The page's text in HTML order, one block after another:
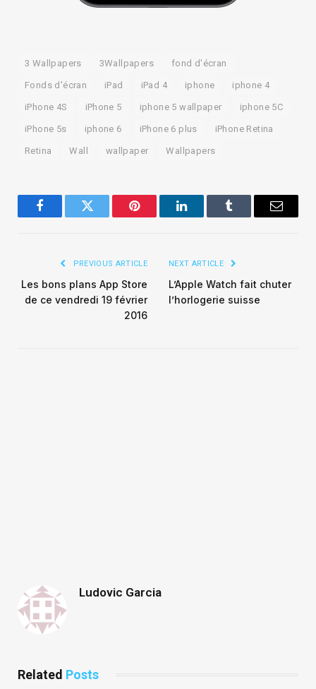
3 Wallpapers 3Wallpapers fond d'écran
Fonds d'écran iPad iPad 4 iphone iphone 4
iPhone 4S iPhone 5 iphone 5 wallpaper iphone 5C
iPhone 5s iphone 6 iPhone 6 plus iPhone Retina
Retina Wall wallpaper Wallpapers
FacebookTwitter Pinterest LinkedInTumblr Email
PREVIOUS ARTICLE
Les bons plans App Store
de ce vendredi 19 février
2016
NEXT ARTICLE
L’Apple Watch fait chuter
l’horlogerie suisse
Ludovic Garcia
Related Posts